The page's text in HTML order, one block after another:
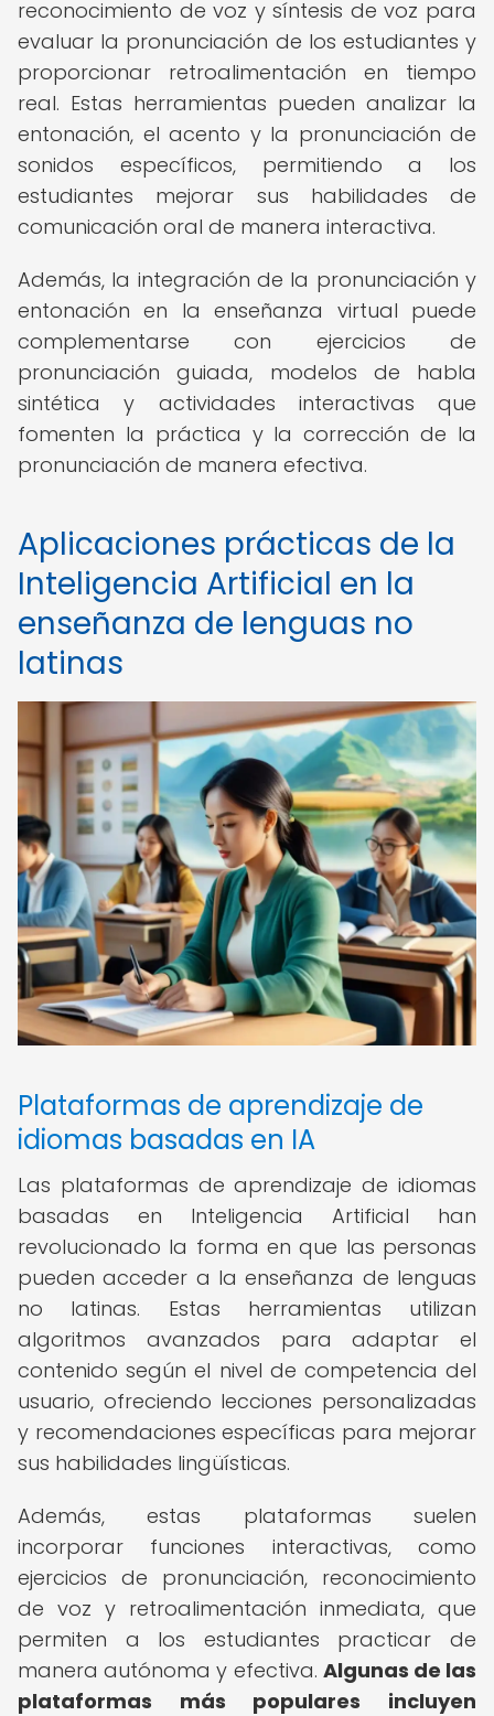
reconocimiento de voz y síntesis de voz para
evaluar la pronunciación de los estudiantes y
proporcionar retroalimentación en tiempo
real. Estas herramientas pueden analizar la
entonación, el acento y la pronunciación de
sonidos específicos, permitiendo a los
estudiantes mejorar sus habilidades de
comunicación oral de manera interactiva.
Además, la integración de la pronunciación y
entonación en la enseñanza virtual puede
complementarse con ejercicios de
pronunciación guiada, modelos de habla
sintética y actividades interactivas que
fomenten la práctica y la corrección de la
pronunciación de manera efectiva.
Aplicaciones prácticas de la
Inteligencia Artificial en la
enseñanza de lenguas no
latinas
Plataformas de aprendizaje de
idiomas basadas en IA
Las plataformas de aprendizaje de idiomas
basadas en Inteligencia Artificial han
revolucionado la forma en que las personas
pueden acceder a la enseñanza de lenguas
no latinas. Estas herramientas utilizan
algoritmos avanzados para adaptar el
contenido según el nivel de competencia del
usuario, ofreciendo lecciones personalizadas
y recomendaciones específicas para mejorar
sus habilidades lingüísticas.
Además, estas plataformas suelen
incorporar funciones interactivas, como
ejercicios de pronunciación, reconocimiento
de voz y retroalimentación inmediata, que
permiten a los estudiantes practicar de
manera autónoma y efectiva. Algunas de las
plataformas más populares incluyen